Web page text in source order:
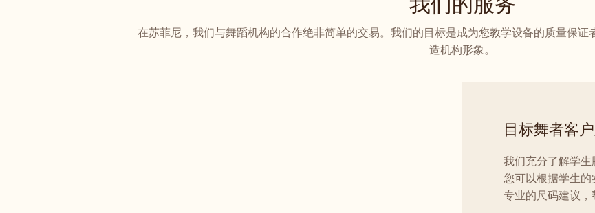
我们的服务
在苏菲尼，我们与舞蹈机构的合作绝非简单的交易。我们的目标是成为您教学设备的质量保
造机构形象。
目标舞者客
我们充分了解学
您可以根据学生
专业的尺码建议，